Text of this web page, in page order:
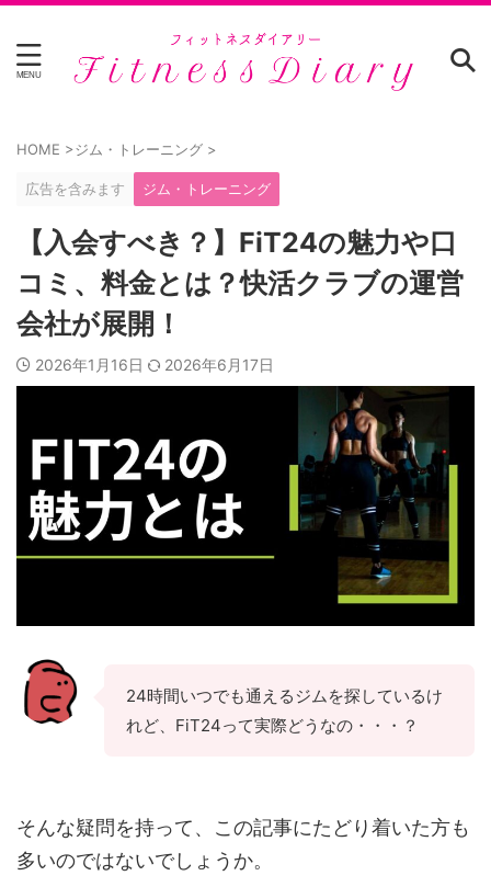
HOME >ジム・トレーニング >
広告を含みます ジム・トレーニング
【入会すべき？】FiT24の魅力や口
コミ、料金とは？快活クラブの運営
会社が展開！
2026年1月16日 2026年6月17日
24時間いつでも通えるジムを探しているけ
れど、FiT24って実際どうなの・・・？
そんな疑問を持って、この記事にたどり着いた方も
多いのではないでしょうか。